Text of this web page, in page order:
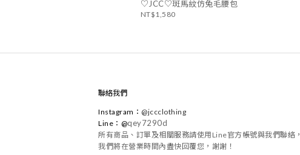
♡JCC♡斑馬紋仿兔毛腰包
NT$1,580
聯絡我們
Instagram ： @jccclothing
Line：@qey7290d
所有商品、訂單及相關服務請使用Line官方帳號與我們聯絡，
我們將在營業時間內盡快回覆您，謝謝！